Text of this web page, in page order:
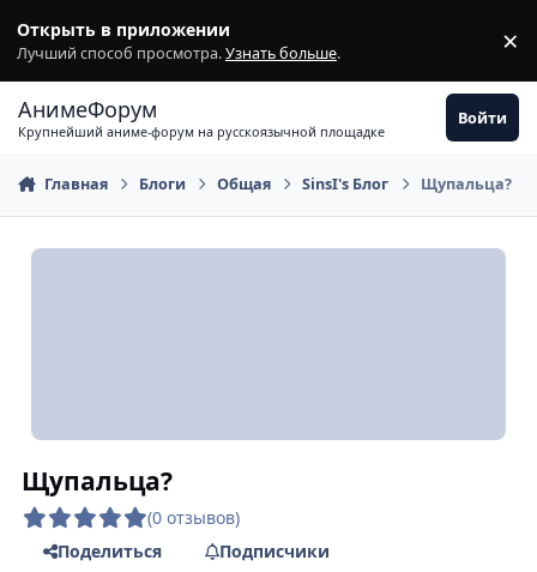
Открыть в приложении
Лучший способ просмотра.Узнать больше. ×
АнимеФорум
Крупнейший аниме-форум на русскоязычной площадке
Войти
Главная Блоги Общая SinsI's Блог Щупальца?
Щупальца?
(0 отзывов)
Поделиться
Подписчики